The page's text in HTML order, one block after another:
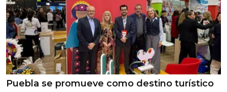
Puebla se promueve como destino turístico